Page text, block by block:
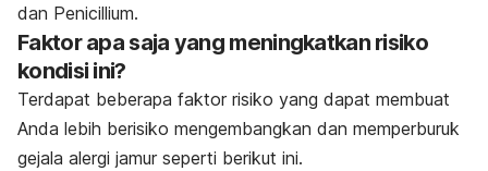
dan Penicillium.
Faktor apa saja yang meningkatkan risiko
kondisi ini?
Terdapat beberapa faktor risiko yang dapat membuat
Anda lebih berisiko mengembangkan dan memperburuk
gejala alergi jamur seperti berikut ini.